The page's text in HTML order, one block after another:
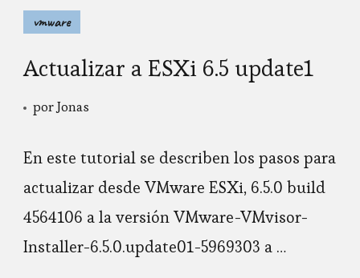
vmware
Actualizar a ESXi 6.5 update1
porJonas
En este tutorial se describen los pasos para
actualizar desde VMware ESXi, 6.5.0 build
4564106 a la versión VMware-VMvisor-
Installer-6.5.0.update01-5969303 a …